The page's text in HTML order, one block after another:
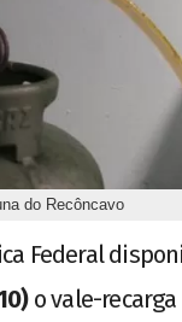
do Recôncavo
Federal
o vale-recarga